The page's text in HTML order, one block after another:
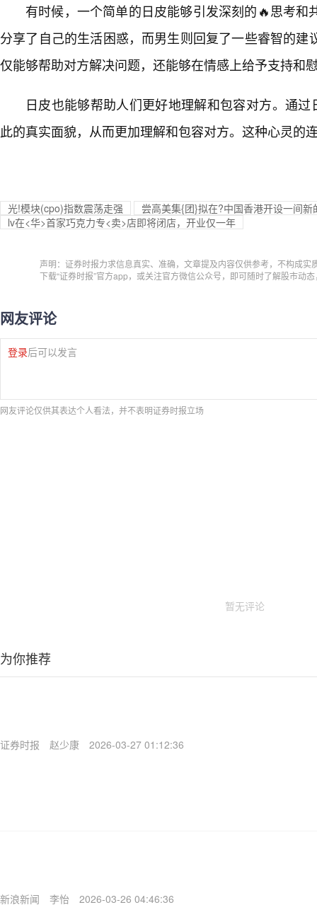
有时候，一个简单的日皮能够引发深刻的🔥思考和
分享了自己的生活困惑，而男生则回复了一些睿智的建
仅能够帮助对方解决问题，还能够在情感上给予支持和
日皮也能够帮助人们更好地理解和包容对方。通过
此的真实面貌，从而更加理解和包容对方。这种心灵的
光!模块(cpo)指数震荡走强
尝高美集{团}拟在?中国香港开设一间新
lv在<华>首家巧克力专<卖>店即将闭店，开业仅一年
声明：证券时报力求信息真实、准确，文章提及内容仅供参考，不构成实
下载“证券时报”官方app，或关注官方微信公众号，即可随时了解股市动
网友评论
登录后可以发言
网友评论仅供其表达个人看法，并不表明证券时报立场
暂无评论
为你推荐
证券时报 赵少康 2026-03-27 01:12:36
新浪新闻 李怡 2026-03-26 04:46:36